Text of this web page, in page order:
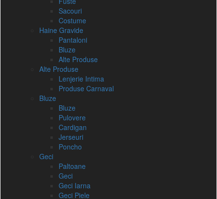
Sacouri
Costume
Haine Gravide
Pantaloni
Bluze
Alte Produse
Alte Produse
Lenjerie Intima
Produse Carnaval
Bluze
Bluze
Pulovere
Cardigan
Jerseuri
Poncho
Geci
Paltoane
Geci
Geci Iarna
Geci Piele